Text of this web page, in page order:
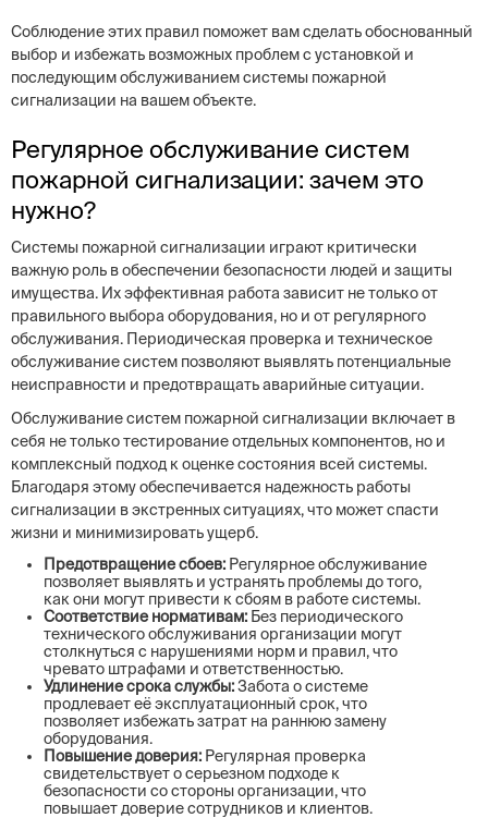
Соблюдение этих правил поможет вам сделать обоснованный
выбор и избежать возможных проблем с установкой и
последующим обслуживанием системы пожарной
сигнализации на вашем объекте.
Регулярное обслуживание систем
пожарной сигнализации: зачем это
нужно?
Системы пожарной сигнализации играют критически
важную роль в обеспечении безопасности людей и защиты
имущества. Их эффективная работа зависит не только от
правильного выбора оборудования, но и от регулярного
обслуживания. Периодическая проверка и техническое
обслуживание систем позволяют выявлять потенциальные
неисправности и предотвращать аварийные ситуации.
Обслуживание систем пожарной сигнализации включает в
себя не только тестирование отдельных компонентов, но и
комплексный подход к оценке состояния всей системы.
Благодаря этому обеспечивается надежность работы
сигнализации в экстренных ситуациях, что может спасти
жизни и минимизировать ущерб.
Предотвращение сбоев: Регулярное обслуживание
позволяет выявлять и устранять проблемы до того,
как они могут привести к сбоям в работе системы.
Соответствие нормативам: Без периодического
технического обслуживания организации могут
столкнуться с нарушениями норм и правил, что
чревато штрафами и ответственностью.
Удлинение срока службы:Забота о системе
продлевает её эксплуатационный срок, что
позволяет избежать затрат на раннюю замену
оборудования.
Повышение доверия: Регулярная проверка
свидетельствует о серьезном подходе к
безопасности со стороны организации, что
повышает доверие сотрудников и клиентов.